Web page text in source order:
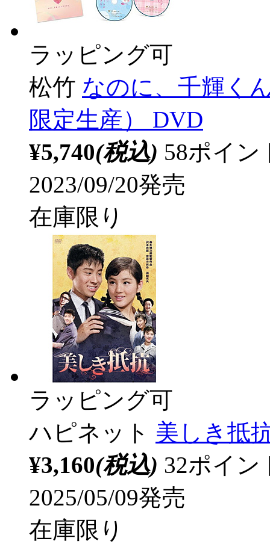
ラッピング可
松竹 なのに、千輝く
限定生産） DVD
¥5,740(税込) 58ポイ
2023/09/20発売
在庫限り
ラッピング可
ハピネット 美しき抵
¥3,160(税込) 32ポイ
2025/05/09発売
在庫限り